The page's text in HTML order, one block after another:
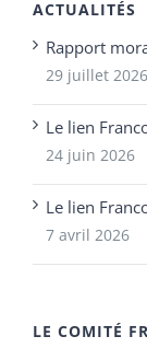
ACTUALITÉS
Rapport
29 juillet 2026
Le lien
24 juin 2026
Le lien
7 avril 2026
LE COMITÉ